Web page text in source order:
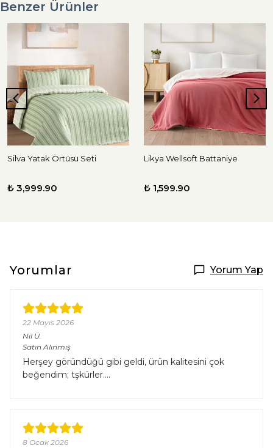
Benzer Ürünler
Silva Yatak Örtüsü Seti
₺ 3,999.90
Likya Wellsoft Battaniye
₺ 1,599.90
Yorumlar Yorum Yap
22 Mayıs 2026
Nil Ü.
Satın Alınmış
Herşey göründüğü gibi geldi, ürün kalitesini çok
beğendim; tşkürler….
8 Ocak 2026